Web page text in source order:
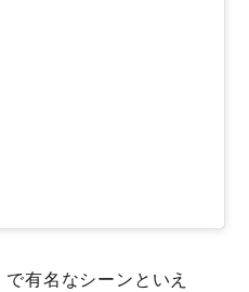
で有名なシーンといえ